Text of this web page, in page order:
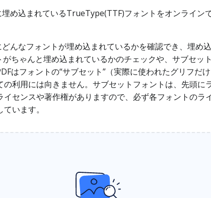
埋め込まれているTrueType(TTF)フォントをオンライ
どんなフォントが埋め込まれているかを確認でき、埋
ちゃんと埋め込まれているかのチェックや、サブセッ
はフォントの“サブセット”（実際に使われたグリフだ
利用には向きません。サブセットフォントは、先頭
センスや著作権がありますので、必ず各フォントの
います。